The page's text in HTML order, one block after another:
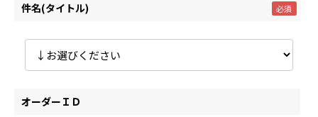
件名(タイトル)
オーダーＩＤ